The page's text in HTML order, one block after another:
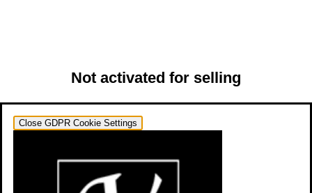
Not activated for selling
Close GDPR Cookie Settings